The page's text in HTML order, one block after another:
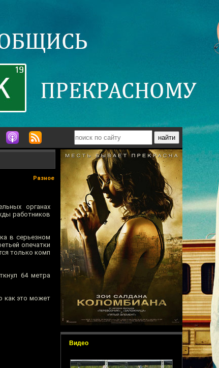
Видео
Разное
органах
работников
в серьезном
опечатки
только комп
64 метра
как это может